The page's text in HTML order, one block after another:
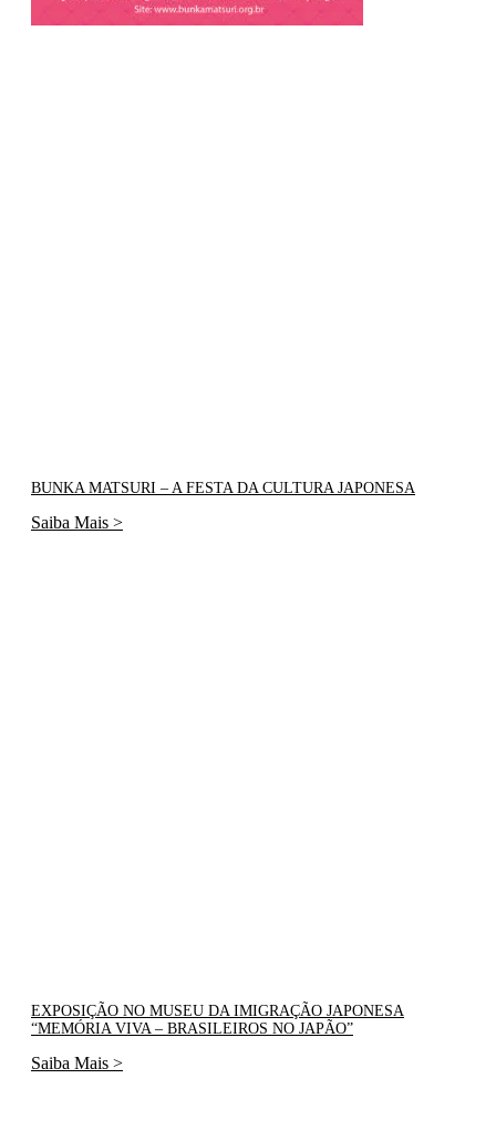
BUNKA MATSURI – A FESTA DA CULTURA JAPONESA
Saiba Mais >
EXPOSIÇÃO NO MUSEU DA IMIGRAÇÃO JAPONESA
“MEMÓRIA VIVA – BRASILEIROS NO JAPÃO”
Saiba Mais >